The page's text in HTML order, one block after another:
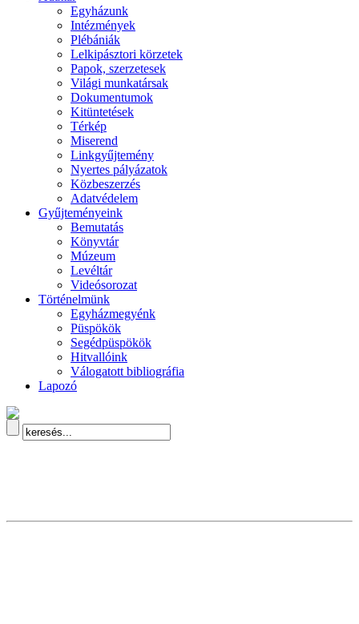
Egyházunk
Intézmények
Plébániák
Lelkipásztori körzetek
Papok, szerzetesek
Világi munkatársak
Dokumentumok
Kitüntetések
Térkép
Miserend
Linkgyűjtemény
Nyertes pályázatok
Közbeszerzés
Adatvédelem
Gyűjteményeink
Bemutatás
Könyvtár
Múzeum
Levéltár
Videósorozat
Történelmünk
Egyházmegyénk
Püspökök
Segédpüspökök
Hitvallóink
Válogatott bibliográfia
Lapozó